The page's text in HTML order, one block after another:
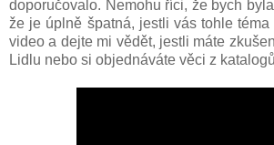
doporučovalo. Nemohu říci, že bych
že je úplně špatná, jestli vás tohle téma
video a dejte mi vědět, jestli máte
Lidlu nebo si objednáváte věci z